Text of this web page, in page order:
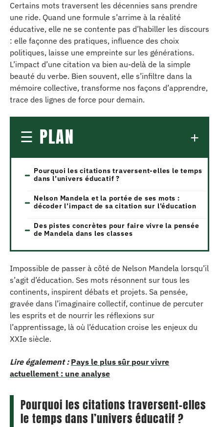
Certains mots traversent les décennies sans prendre
une ride. Quand une formule s’arrime à la réalité
éducative, elle ne se contente pas d’habiller les discours
: elle façonne des pratiques, influence des choix
politiques, laisse une empreinte sur les générations.
L’impact d’une citation va bien au-delà de la simple
beauté du verbe. Bien souvent, elle s’infiltre dans la
mémoire collective, transforme nos façons d’apprendre,
trace des lignes de force pour demain.
PLAN
Pourquoi les citations traversent-elles le temps
dans l’univers éducatif ?
Nelson Mandela et la portée de ses mots :
décoder l’impact de sa citation sur l’éducation
Des pistes concrètes pour faire vivre la pensée
de Mandela dans les classes
Impossible de passer à côté de Nelson Mandela lorsqu’il
s’agit d’éducation. Ses mots résonnent sur tous les
continents, inspirent débats et projets. Sa pensée,
gravée dans l’imaginaire collectif, continue de percuter
les esprits et de nourrir les réflexions sur
l’apprentissage, là où l’éducation croise les enjeux du
XXIe siècle.
Lire également : Pays le plus sûr pour vivre
actuellement : une analyse
Pourquoi les citations traversent-elles
le temps dans l’univers éducatif ?